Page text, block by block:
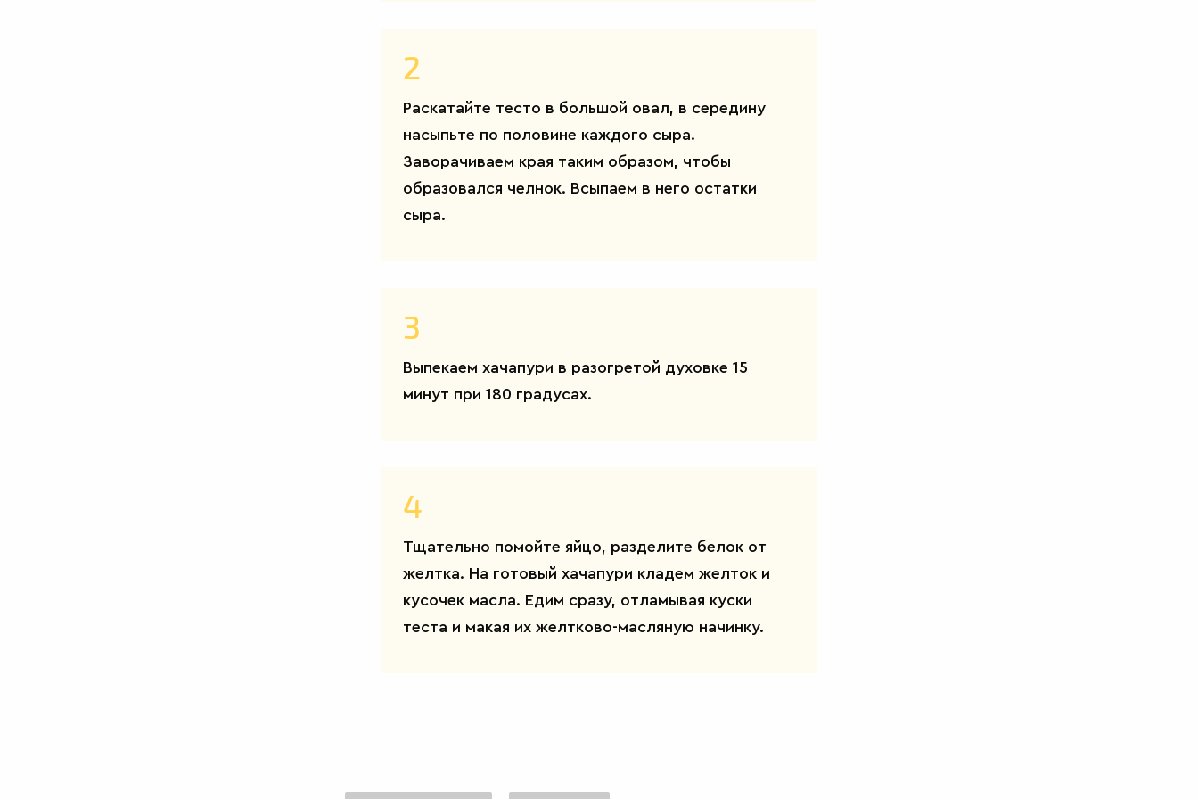
2
Раскатайте тесто в большой овал, в середину
насыпьте по половине каждого сыра.
Заворачиваем края таким образом, чтобы
образовался челнок. Всыпаем в него остатки
сыра.
3
Выпекаем хачапури в разогретой духовке 15
минут при 180 градусах.
4
Тщательно помойте яйцо, разделите белок от
желтка. На готовый хачапури кладем желток и
кусочек масла. Едим сразу, отламывая куски
теста и макая их желтково-масляную начинку.